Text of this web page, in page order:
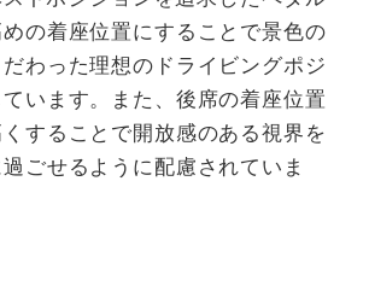
の着座位置にすることで景色の
わった理想のドライビングポジ
います。また、後席の着座位置
することで開放感のある視界を
ごせるように配慮されていま